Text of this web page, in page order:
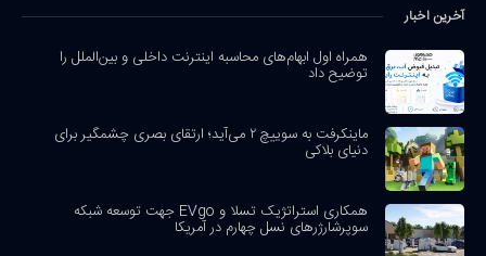
آخرین اخبار
همراه اول ابهام‌های محاسبه اینترنت داخلی و بین‌الملل را
توضیح داد
ماینکرفت به سوییچ ۲ می‌آید؛ ارتقای بصری چشمگیر برای
دنیای بلاکی
همکاری استراتژیک تسلا و EVgo جهت توسعه شبکه
سوپرشارژرهای نسل چهارم در آمریکا